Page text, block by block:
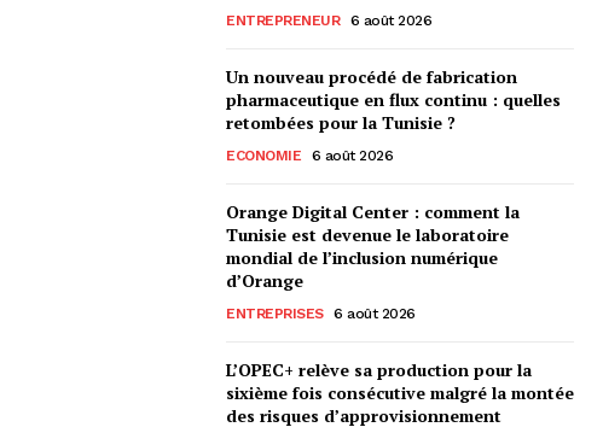
ENTREPRENEUR 6 août 2026
Un nouveau procédé de fabrication
pharmaceutique en flux continu : quelles
retombées pour la Tunisie ?
ECONOMIE 6 août 2026
Orange Digital Center : comment la
Tunisie est devenue le laboratoire
mondial de l’inclusion numérique
d’Orange
ENTREPRISES 6 août 2026
L’OPEC+ relève sa production pour la
sixième fois consécutive malgré la montée
des risques d’approvisionnement